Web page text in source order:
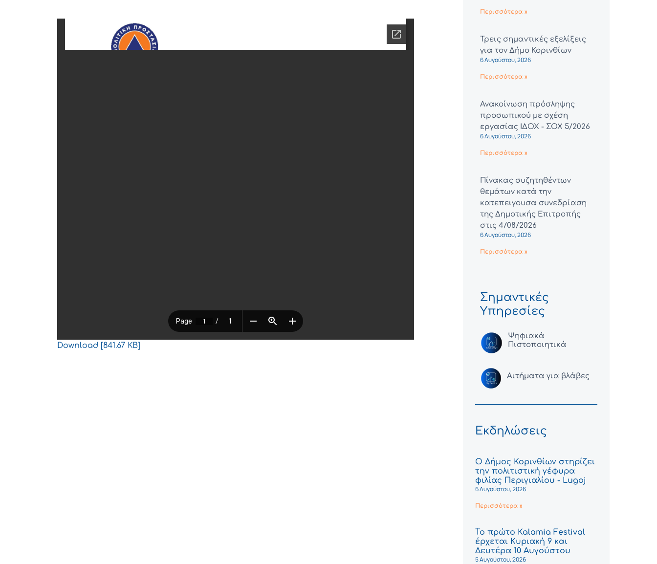
Download [841.67 KB]
Περισσότερα »
Τρεις σημαντικές εξελίξεις
για τον Δήμο Κορινθίων
6 Αυγούστου, 2026
Περισσότερα »
Ανακοίνωση πρόσληψης
προσωπικού με σχέση
εργασίας ΙΔΟΧ - ΣΟΧ 5/2026
6 Αυγούστου, 2026
Περισσότερα »
Πίνακας συζητηθέντων
θεμάτων κατά την
κατεπειγουσα συνεδρίαση
της Δημοτικής Επιτροπής
στις 4/08/2026
6 Αυγούστου, 2026
Περισσότερα »
Σημαντικές
Υπηρεσίες
Ψηφιακά
Πιστοποιητικά
Αιτήματα για βλάβες
Εκδηλώσεις
Ο Δήμος Κορινθίων στηρίζει
την πολιτιστική γέφυρα
φιλίας Περιγιαλίου - Lugoj
6 Αυγούστου, 2026
Περισσότερα »
Το πρώτο Kalamia Festival
έρχεται Κυριακή 9 και
Δευτέρα 10 Αυγούστου
5 Αυγούστου, 2026